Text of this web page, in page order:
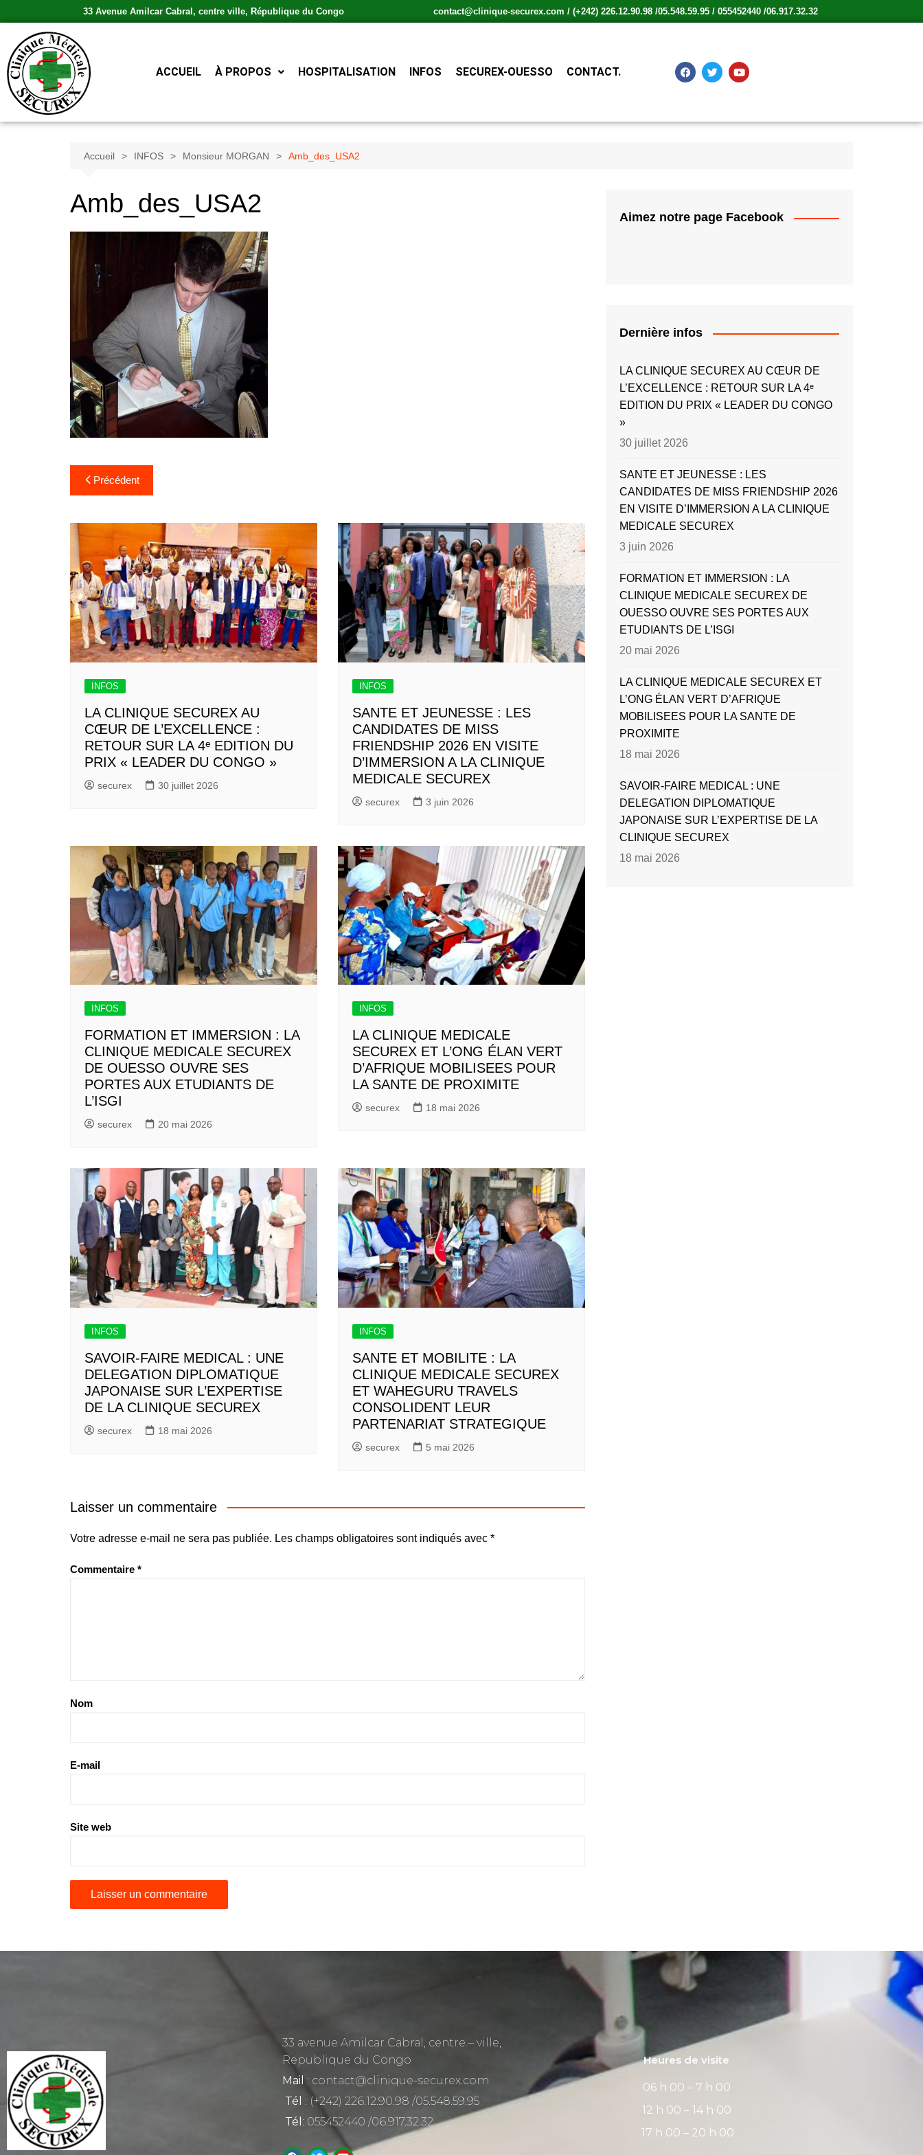
33 Avenue Amilcar Cabral, centre ville, République du Congo contact@clinique-securex.com / (+242) 226.12.90.98 /05.548.59.95 / 055452440 /06.917.32.32
ACCUEIL À PROPOS HOSPITALISATION INFOS SECUREX-OUESSO CONTACT.
Accueil INFOS Monsieur MORGAN Amb_des_USA2
Amb_des_USA2
Précédent
INFOS
LA CLINIQUE SECUREX AU
CŒUR DE L’EXCELLENCE :
RETOUR SUR LA 4ᵉ EDITION DU
PRIX « LEADER DU CONGO »
securex 30 juillet 2026
INFOS
SANTE ET JEUNESSE : LES
CANDIDATES DE MISS
FRIENDSHIP 2026 EN VISITE
D’IMMERSION A LA CLINIQUE
MEDICALE SECUREX
securex 3 juin 2026
INFOS
FORMATION ET IMMERSION : LA
CLINIQUE MEDICALE SECUREX
DE OUESSO OUVRE SES
PORTES AUX ETUDIANTS DE
L’ISGI
securex 20 mai 2026
INFOS
LA CLINIQUE MEDICALE
SECUREX ET L’ONG ÉLAN VERT
D’AFRIQUE MOBILISEES POUR
LA SANTE DE PROXIMITE
securex 18 mai 2026
INFOS
SAVOIR-FAIRE MEDICAL : UNE
DELEGATION DIPLOMATIQUE
JAPONAISE SUR L’EXPERTISE
DE LA CLINIQUE SECUREX
securex 18 mai 2026
INFOS
SANTE ET MOBILITE : LA
CLINIQUE MEDICALE SECUREX
ET WAHEGURU TRAVELS
CONSOLIDENT LEUR
PARTENARIAT STRATEGIQUE
securex 5 mai 2026
Laisser un commentaire
Votre adresse e-mail ne sera pas publiée. Les champs obligatoires sont indiqués avec *
Commentaire *
Nom
E-mail
Site web
Aimez notre page Facebook
Dernière infos
LA CLINIQUE SECUREX AU CŒUR DE
L’EXCELLENCE : RETOUR SUR LA 4ᵉ
EDITION DU PRIX « LEADER DU CONGO
»
30 juillet 2026
SANTE ET JEUNESSE : LES
CANDIDATES DE MISS FRIENDSHIP 2026
EN VISITE D’IMMERSION A LA CLINIQUE
MEDICALE SECUREX
3 juin 2026
FORMATION ET IMMERSION : LA
CLINIQUE MEDICALE SECUREX DE
OUESSO OUVRE SES PORTES AUX
ETUDIANTS DE L’ISGI
20 mai 2026
LA CLINIQUE MEDICALE SECUREX ET
L’ONG ÉLAN VERT D’AFRIQUE
MOBILISEES POUR LA SANTE DE
PROXIMITE
18 mai 2026
SAVOIR-FAIRE MEDICAL : UNE
DELEGATION DIPLOMATIQUE
JAPONAISE SUR L’EXPERTISE DE LA
CLINIQUE SECUREX
18 mai 2026
33 avenue Amilcar Cabral, centre – ville,
Republique du Congo
Mail : contact@clinique-securex.com
Tél : (+242) 226.12.90.98 /05.548.59.95
Tél : 055452440 /06.917.32.32
Heures de visite
06 h 00 – 7 h 00
12 h 00 – 14 h 00
17 h 00 – 20 h 00